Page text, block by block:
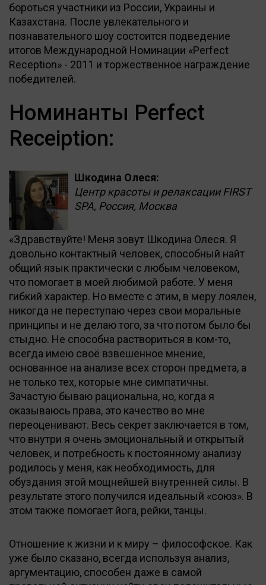
бороться участники из России, Украины и
Казахстана. После увлекательного и
познавательного шоу состоится подведение
итогов Международной Номинации «Perfect
Reception» - 2011 и торжественное награждение
победителей.
Номинанты Perfect
Receiption:
Шкодина Олеся:
Центр красоты и релаксации FIRST
SPA, Россия, Москва
«Здравствуйте! Меня зовут Шкодина Олеся. Я
довольно контактный человек, способный найт
общий язык практически с любым человеком,
что помогает в моей любимой работе. У меня
гибкий характер. Но вместе с этим, в меру лоялен,
никогда не переступаю через свои моральные
принципы и не делаю того, за что потом было бы
стыдно. Не способна раствориться в ком-то,
всегда имею своё взвешенное мнение,
основанное на анализе всех сторон предмета, а
не только тех, которые мне симпатичны.
Зачастую бываю рациональна, но, когда я
оказываюсь права, это качество во мне
переоценивают. Весь секрет заключается в том,
что внутри я очень эмоциональный и открытый
человек, и потребность к постоянному анализу
родилось у меня, как необходимость, для
обуздания этой мощнейшей внутренней силы. В
результате этого получился идеальный «союз». В
этом также помогает йога, рейки, танцы.
Отношение к жизни и к миру – философское. Как
уже было сказано, всегда используя анализ,
аргументацию, способен даже в самой